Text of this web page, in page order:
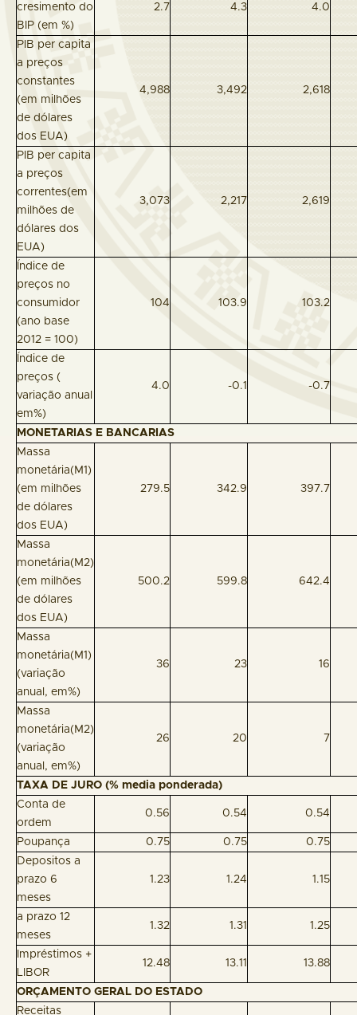
cresimento do
BIP (em %)
2.7 4.3 4.0
PIB per capita
a preços
constantes
(em milhões
de dólares
dos EUA)
4,988 3,492 2,618
PIB per capita
a preços
correntes(em
milhões de
dólares dos
EUA)
3,073 2,217 2,619
Índice de
preços no
consumidor
(ano base
2012 = 100)
104 103.9 103.2
Índice de
preços (
variação anual
em%)
4.0 -0.1 -0.7
MONETARIAS E BANCARIAS
Massa
monetária(M1)
(em milhões
de dólares
dos EUA)
279.5 342.9 397.7
Massa
monetária(M2)
(em milhões
de dólares
dos EUA)
500.2 599.8 642.4
Massa
monetária(M1)
(variação
anual, em%)
36 23 16
Massa
monetária(M2)
(variação
anual, em%)
26 20 7
TAXA DE JURO (% media ponderada)
Conta de
ordem
0.56 0.54 0.54
Poupança 0.75 0.75
0.75
Depositos a
prazo 6
meses
1.23 1.24 1.15
a prazo 12
meses
1.32 1.31 1.25
Impréstimos +
LIBOR
12.48 13.11 13.88
ORÇAMENTO GERAL DO ESTADO
Receitas